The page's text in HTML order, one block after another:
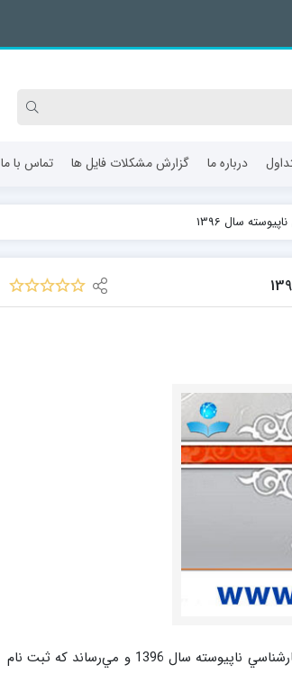
درباره ما گزارش مشکلات فایل ها تماس با ما
سال 1396
بد ين وسيله به اطلاع كليه متقاضيان ثبت نام و شركت در آزمون كارداني به كارشناسي ناپيوسته سال 1396 و مي‌رساند كه ثبت نام